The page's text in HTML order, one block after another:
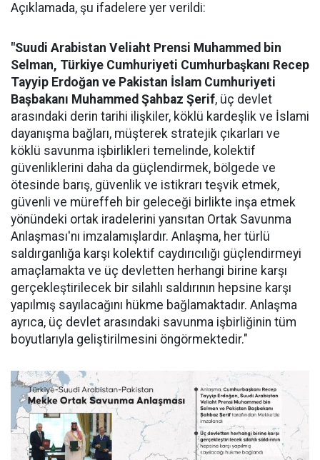
Açıklamada, şu ifadelere yer verildi:
"Suudi Arabistan Veliaht Prensi Muhammed bin
Selman, Türkiye Cumhuriyeti Cumhurbaşkanı Recep
Tayyip Erdoğan ve Pakistan İslam Cumhuriyeti
Başbakanı Muhammed Şahbaz Şerif, üç devlet
arasındaki derin tarihi ilişkiler, köklü kardeşlik ve İslami
dayanışma bağları, müşterek stratejik çıkarları ve
köklü savunma işbirlikleri temelinde, kolektif
güvenliklerini daha da güçlendirmek, bölgede ve
ötesinde barış, güvenlik ve istikrarı teşvik etmek,
güvenli ve müreffeh bir geleceği birlikte inşa etmek
yönündeki ortak iradelerini yansıtan Ortak Savunma
Anlaşması'nı imzalamışlardır. Anlaşma, her türlü
saldırganlığa karşı kolektif caydırıcılığı güçlendirmeyi
amaçlamakta ve üç devletten herhangi birine karşı
gerçekleştirilecek bir silahlı saldırının hepsine karşı
yapılmış sayılacağını hükme bağlamaktadır. Anlaşma
ayrıca, üç devlet arasındaki savunma işbirliğinin tüm
boyutlarıyla geliştirilmesini öngörmektedir."